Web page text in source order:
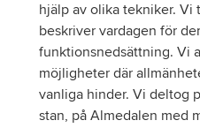
hjälp av olika tekniker. Vi
beskriver vardagen för
funktionsnedsättning. Vi
möjligheter där
vanliga hinder. Vi deltog
stan, på Almedalen med